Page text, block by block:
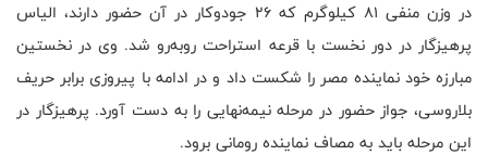
در وزن منفی ۸۱ کیلوگرم که ۲۶ جودوکار در آن حضور دارند، الیاس
پرهیزگار در دور نخست با قرعه استراحت روبه‌رو شد. وی در نخستین
مبارزه خود نماینده مصر را شکست داد و در ادامه با پیروزی برابر حریف
بلاروسی، جواز حضور در مرحله نیمه‌نهایی را به دست آورد. پرهیزگار در
این مرحله باید به مصاف نماینده رومانی برود.